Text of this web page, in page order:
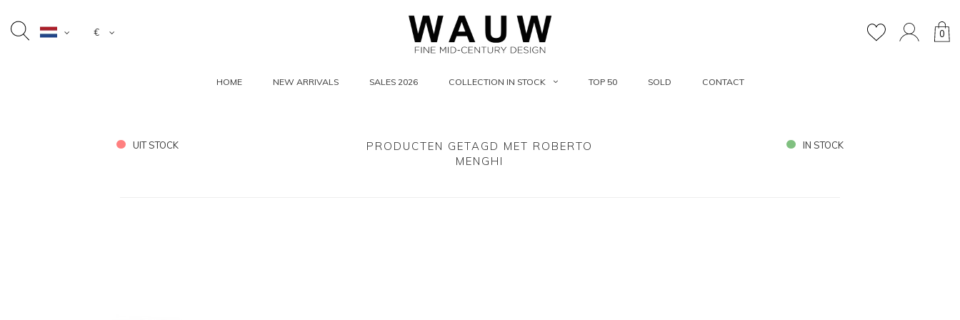
€ 0
HOME NEW ARRIVALS SALES 2026 COLLECTION IN STOCK TOP 50 SOLD CONTACT
UIT STOCK
PRODUCTEN GETAGD MET ROBERTO
MENGHI
IN STOCK